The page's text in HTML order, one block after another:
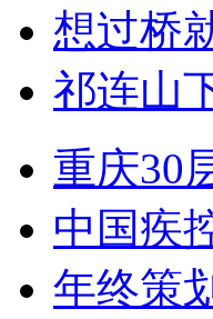
想过桥
祁连山
重庆30
中国疾
年终策